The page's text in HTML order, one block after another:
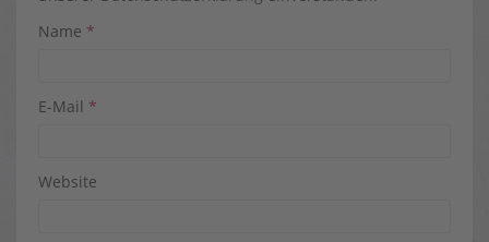
Name *
E-Mail *
Website